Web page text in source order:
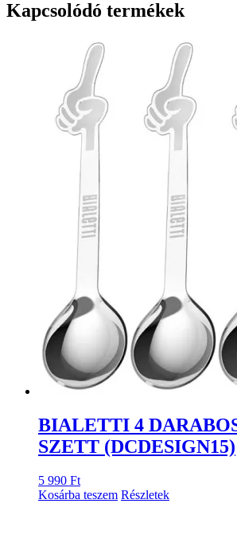
Kapcsolódó termékek
BIALETTI 4
SZETT (DCDESIGN15)
5 990 Ft
Kosárba teszem Részletek